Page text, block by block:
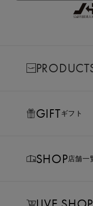
GIFTギフト
SHOP店舗一